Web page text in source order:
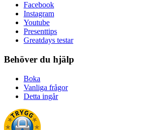
Facebook
Instagram
Youtube
Presenttips
Greatdays testar
Behöver du hjälp
Boka
Vanliga frågor
Detta ingår